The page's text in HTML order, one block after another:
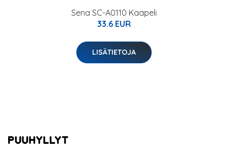
Sena SC-A0110 Kaapeli
33.6 EUR
LISÄTIETOJA